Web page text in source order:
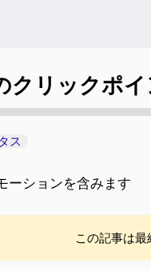
クリックポ
ス
ーションを含みます
この記事は